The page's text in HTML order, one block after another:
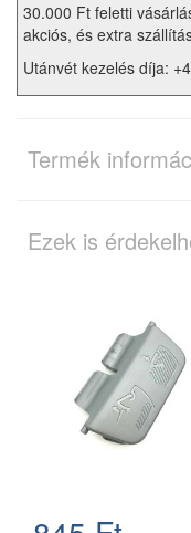
30.000 Ft feletti
akciós, és extra
Utánvét kezelés díja:
Termék
Ezek is